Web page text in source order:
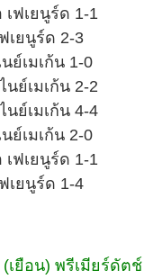
เฟเยนูร์ด 1-1
เยนูร์ด 2-3
ย์เมเก้น 1-0
นย์เมเก้น 2-2
นย์เมเก้น 4-4
ย์เมเก้น 2-0
เฟเยนูร์ด 1-1
เยนูร์ด 1-4
(เยือน) พรีเมียร์ดัตช์